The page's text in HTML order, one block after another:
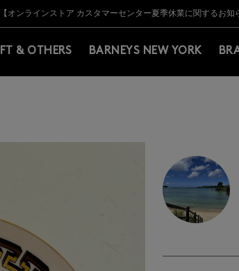
BARNEYS＞会員のお客様は11,000円（税込）以上のお買
【夏季休業に伴う出荷一時停止のお知らせ】
【オンラインストア カスタマーセンター夏季休業に関するお知
【夏季休業に伴う返品・交換承り一時停止のお知らせ】
熊本県を中心とした地震の影響によるお荷物のお届
【開催中】SUMMER SALEのご案内・ご注意事
BARNEYS＞会員のお客様は11,000円（税込）以上のお買
【夏季休業に伴う出荷一時停止のお知らせ】
& OTHERS BARNEYS NEW YORK